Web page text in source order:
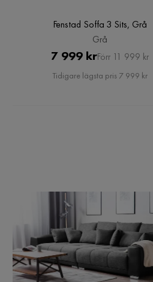
Fenstad Soffa 3 Sits, Grå
Grå
Pris
7 999 krOriginal
Pris
Förr 11 999 kr
Tidigare lägsta pris 7 999 kr